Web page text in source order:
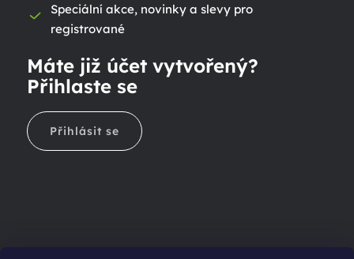
Speciální akce, novinky a slevy pro
registrované
Máte již účet vytvořený?
Přihlaste se
Přihlásit se